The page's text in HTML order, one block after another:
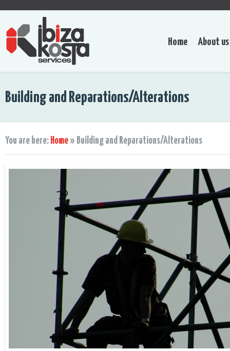
Home About us
Building and Reparations/Alterations
You are here: Home » Building and Reparations/Alterations